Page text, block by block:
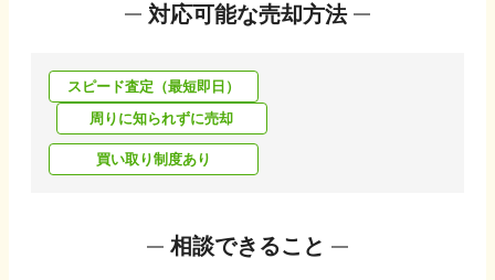
対応可能な売却方法
スピード査定（最短即日）
周りに知られずに売却
買い取り制度あり
相談できること